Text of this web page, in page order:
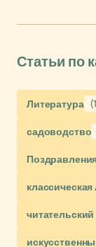
Статьи по
Литература
садоводство